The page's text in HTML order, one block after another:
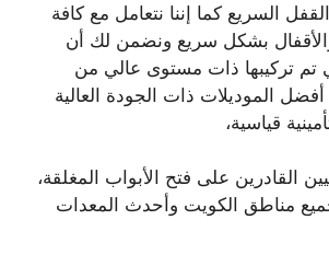
السريع كما إننا نتعامل مع كافة
بشكل سريع ونضمن لك أن
تم تركيبها ذات مستوى عالي من
الموديلات ذات الجودة العالية
قياسية،
القادرين على فتح الأبواب المغلقة،
مناطق الكويت وأحدث المعدات